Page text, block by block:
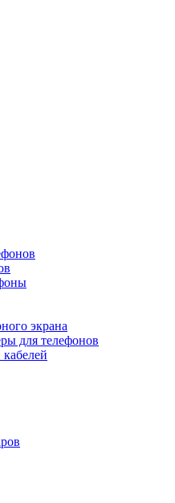
экрана
для телефонов